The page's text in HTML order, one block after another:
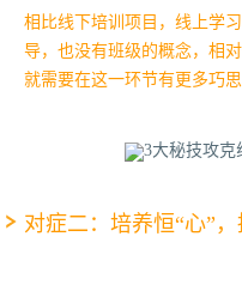
相比线下培训项目，线上学
导，也没有班级的概念，相
就需要在这一环节有更多巧思
对症二：培养恒“心”